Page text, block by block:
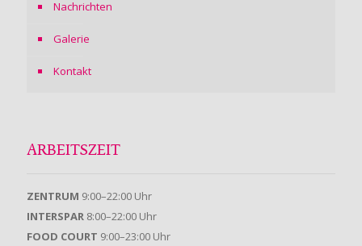
Nachrichten
Galerie
Kontakt
ARBEITSZEIT
ZENTRUM 9:00–22:00 Uhr
INTERSPAR 8:00–22:00 Uhr
FOOD COURT 9:00–23:00 Uhr